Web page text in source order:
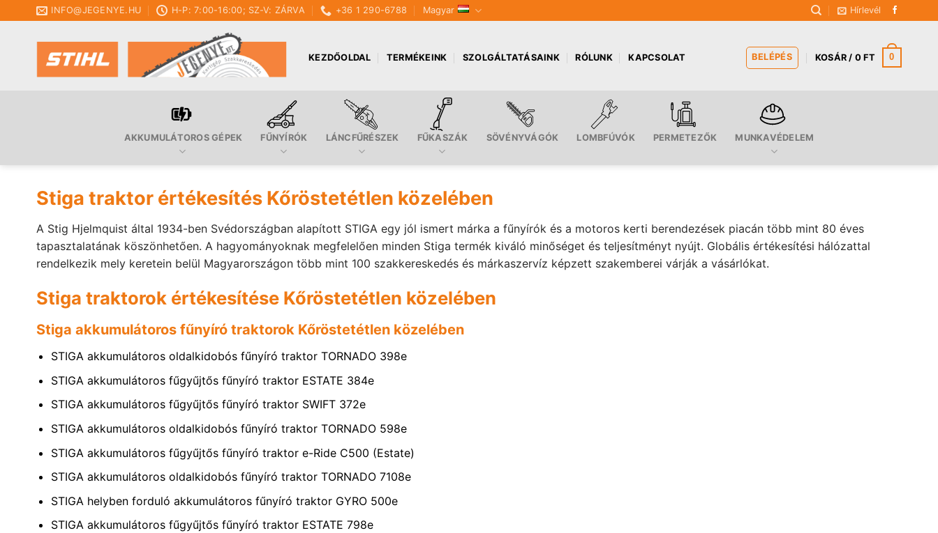
to
content
INFO@JEGENYE.HU H-P: 7:00-16:00; SZ-V: ZÁRVA +36 1 290-6788 Magyar Hírlevél
KEZDŐOLDAL TERMÉKEINK SZOLGÁLTATÁSAINK RÓLUNK KAPCSOLAT BELÉPÉS KOSÁR / 0FT 0
AKKUMULÁTOROS GÉPEK FŰNYÍRÓK LÁNCFŰRÉSZEK FŰKASZÁK SÖVÉNYVÁGÓK LOMBFÚVÓK PERMETEZŐK MUNKAVÉDELEM
Stiga traktor értékesítés Kőröstetétlen közelében
A Stig Hjelmquist által 1934-ben Svédországban alapított STIGA egy jól ismert márka a fűnyírók és a motoros kerti berendezések piacán több mint 80 éves
tapasztalatának köszönhetően. A hagyományoknak megfelelően minden Stiga termék kiváló minőséget és teljesítményt nyújt. Globális értékesítési hálózattal
rendelkezik mely keretein belül Magyarországon több mint 100 szakkereskedés és márkaszervíz képzett szakemberei várják a vásárlókat.
Stiga traktorok értékesítése Kőröstetétlen közelében
Stiga akkumulátoros fűnyíró traktorok Kőröstetétlen közelében
STIGA akkumulátoros oldalkidobós fűnyíró traktor TORNADO 398e
STIGA akkumulátoros fűgyűjtős fűnyíró traktor ESTATE 384e
STIGA akkumulátoros fűgyűjtős fűnyíró traktor SWIFT 372e
STIGA akkumulátoros oldalkidobós fűnyíró traktor TORNADO 598e
STIGA akkumulátoros fűgyűjtős fűnyíró traktor e-Ride C500 (Estate)
STIGA akkumulátoros oldalkidobós fűnyíró traktor TORNADO 7108e
STIGA helyben forduló akkumulátoros fűnyíró traktor GYRO 500e
STIGA akkumulátoros fűgyűjtős fűnyíró traktor ESTATE 798e